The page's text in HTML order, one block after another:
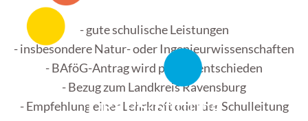
DREPS-Stiftung
- gute schulische Leistungen
- insbesondere Natur- oder Ingenieurwissenschaften
- BAföG-Antrag wird positiv entschieden
- Bezug zum Landkreis Ravensburg
- Empfehlung einer Lehrkraft oder der Schulleitung